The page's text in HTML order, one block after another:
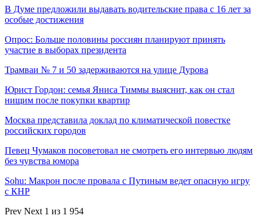
В Думе предложили выдавать водительские права с 16 лет за
особые достижения
Опрос: Больше половины россиян планируют принять
участие в выборах президента
Трамваи № 7 и 50 задерживаются на улице Дурова
Юрист Гордон: семья Яниса Тиммы выяснит, как он стал
нищим после покупки квартир
Москва представила доклад по климатической повестке
российских городов
Певец Чумаков посоветовал не смотреть его интервью людям
без чувства юмора
Sohu: Макрон после провала с Путиным ведет опасную игру
с КНР
Prev Next 1 из 1 954